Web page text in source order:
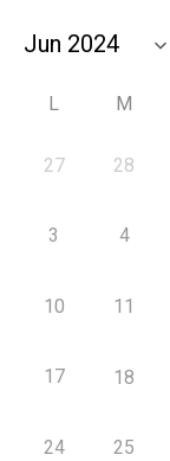
L M
27 28
3 4
10 11
17 18
24 25